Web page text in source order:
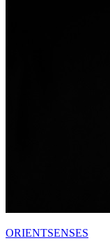
ORIENTSENSES